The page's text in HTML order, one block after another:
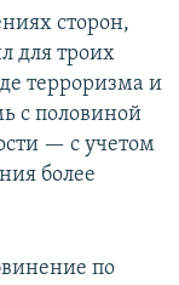
сторон,
для троих
терроризма и
с половиной
— с учетом
более
по